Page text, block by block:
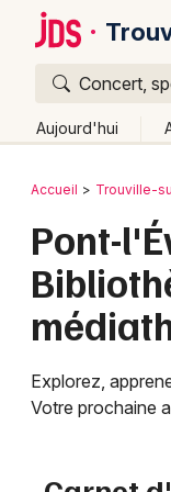
Concert,
Aujourd'hui
Publier un
Grands
Activité &
Foires & salons
Bordeaux
Colmar
Lille
Marseille
Retour
Accueil Trouville-
Pont-
Explorez,
Votre prochaine
Quoi ?
Où ?
Trouville-sur-Mer
Basse-Normandie
Changer de lieu
Quand ?